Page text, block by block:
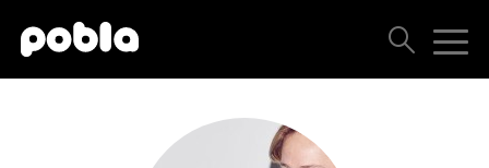
ARTISTAS, SELLOS Y LANZAMIENTOS
THE POBLA FAMILY